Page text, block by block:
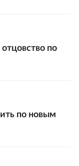
по
по новым